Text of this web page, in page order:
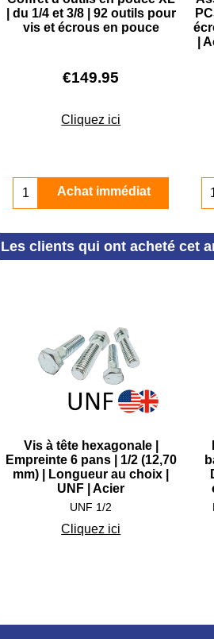
| du 1/4 et 3/8 | 92 outils pour
vis et écrous en pouce
€149.95
Cliquez ici
Achat immédiat
|
Les clients qui ont acheté cet
Vis à tête hexagonale |
Empreinte 6 pans | 1/2 (12,70
mm) | Longueur au choix |
UNF | Acier
UNF 1/2
Cliquez ici